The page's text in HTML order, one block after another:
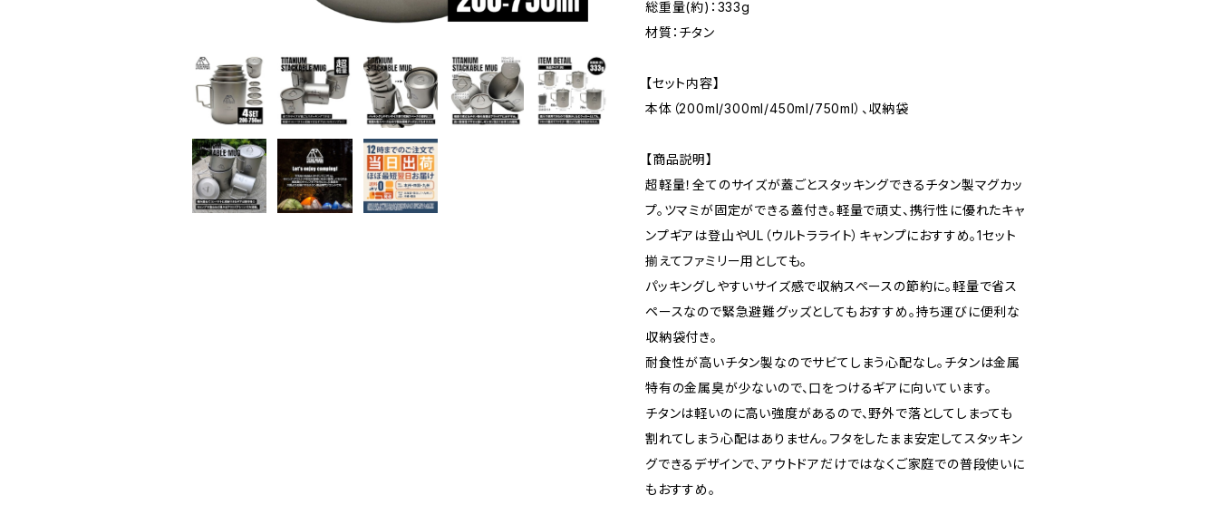
総重量(約)：333g
材質：チタン
【セット内容】
本体（200ml/300ml/450ml/750ml）、収納袋
【商品説明】
超軽量！全てのサイズが蓋ごとスタッキングできるチタン製マグカッ
プ。ツマミが固定ができる蓋付き。軽量で頑丈、携行性に優れたキャ
ンプギアは登山やUL（ウルトラライト）キャンプにおすすめ。1セット
揃えてファミリー用としても。
パッキングしやすいサイズ感で収納スペースの節約に。軽量で省ス
ペースなので緊急避難グッズとしてもおすすめ。持ち運びに便利な
収納袋付き。
耐食性が高いチタン製なのでサビてしまう心配なし。チタンは金属
特有の金属臭が少ないので、口をつけるギアに向いています。
チタンは軽いのに高い強度があるので、野外で落としてしまっても
割れてしまう心配はありません。フタをしたまま安定してスタッキン
グできるデザインで、アウトドアだけではなくご家庭での普段使いに
もおすすめ。